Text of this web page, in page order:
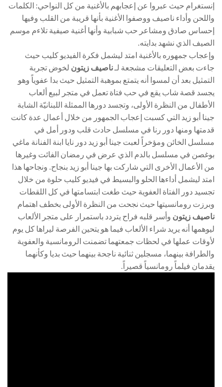
إنستغرام حيث عبروا عن إعجابهم بالأغنية من كل النواحي: الكلمات
واللحن وأداء ناصيف ووصفوا الأغنية بأنها قريبة من القلب وفيها
إحساس صادق ومشاعر حب شبابية وأنها أغنية صيفية تلاءم موسم
الصيف الذي نشهد بدايته.
وإعجاب جمهوره بالأغنية امتد ليشمل فكرة الفيديو كليب حيث
جاءت بعض التعليقات مشجعة لـناصيف زيتون لخوض تجربة
التمثيل بعد أن لمسوا أنه يتمتع بموهبة التمثيل حيث بدا عفوياً وهو
يجسد قصة شاب يقع في حب فتاة تعمل في متجر لبيع ألعاب
الأطفال من النظرة الأولى، وتجسد دورها الممثلة اللبنانيّة الشابة
جينا أبو زيد التي كسبت إعجاب الجمهور من خلال أعمال عدة كانت
قدمتها ومنها دور رنا في مسلسل حادث قلب ودور أمل في
مسلسل الخائن ومؤخراً لعبت جينا أبو زيد دور نايا ابنة الفنانة ماغي
بوغصن في مسلسل بالدم الذي عرض في رمضان الفائت وغيرها
من الأعمال الأخرى التي شاركت بها جينا أبو زيد بنجاح. ونجاحها هذا
امتد ليشمل أداءها الحلو والبسيط في فيديو كليب حلوة من خلال
تجسيد دور الفتاة العفوية حيث طغت ابتسامتها في كل اللقطات
وبرزت رومانسيتها حيث نجحت من النظرة الأولى بخطف اهتمام
ناصيف زيتون وأسر قلبه فراح يتردد باستمرار على متجر الألعاب
ليوهمها أنه يريد شراء الألعاب فيما هو يتحين الفرصة ليراها كل يوم
لأوقات عملها في لحظات جمعتهما تضمنت الرومانسية والعفوية
والطرافة بينهما، مسجلين ثنائية ناجحة بينهما حيث بديا وكأنهما
يقدمان فيلماً رومانسياً قصيراً.